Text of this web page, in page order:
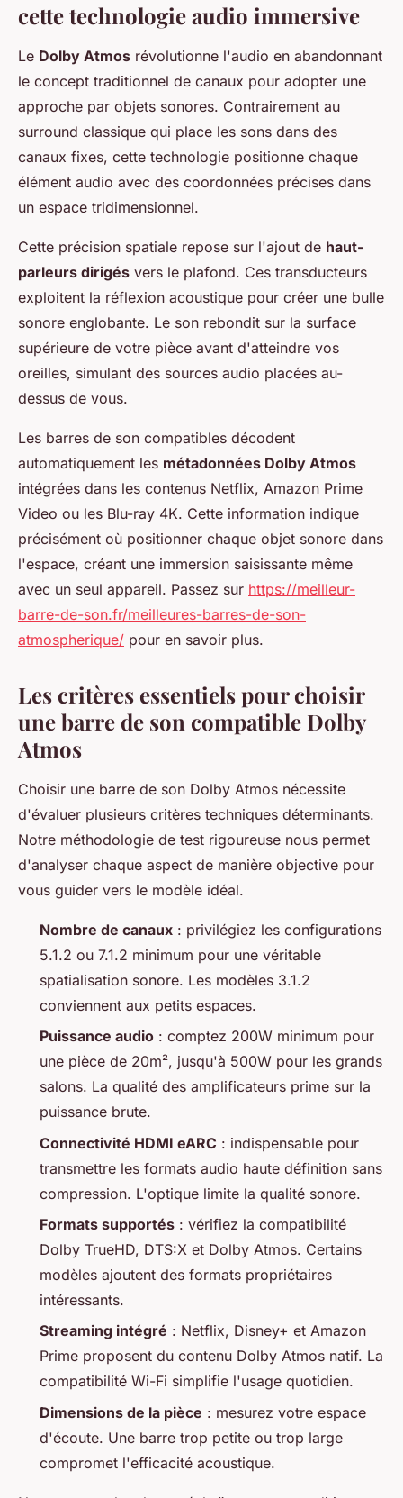
cette technologie audio immersive
Le Dolby Atmos révolutionne l'audio en abandonnant
le concept traditionnel de canaux pour adopter une
approche par objets sonores. Contrairement au
surround classique qui place les sons dans des
canaux fixes, cette technologie positionne chaque
élément audio avec des coordonnées précises dans
un espace tridimensionnel.
Cette précision spatiale repose sur l'ajout de haut-
parleurs dirigés vers le plafond. Ces transducteurs
exploitent la réflexion acoustique pour créer une bulle
sonore englobante. Le son rebondit sur la surface
supérieure de votre pièce avant d'atteindre vos
oreilles, simulant des sources audio placées au-
dessus de vous.
Les barres de son compatibles décodent
automatiquement les métadonnées Dolby Atmos
intégrées dans les contenus Netflix, Amazon Prime
Video ou les Blu-ray 4K. Cette information indique
précisément où positionner chaque objet sonore dans
l'espace, créant une immersion saisissante même
avec un seul appareil. Passez sur https://meilleur-
barre-de-son.fr/meilleures-barres-de-son-
atmospherique/ pour en savoir plus.
Les critères essentiels pour choisir
une barre de son compatible Dolby
Atmos
Choisir une barre de son Dolby Atmos nécessite
d'évaluer plusieurs critères techniques déterminants.
Notre méthodologie de test rigoureuse nous permet
d'analyser chaque aspect de manière objective pour
vous guider vers le modèle idéal.
Nombre de canaux : privilégiez les configurations
5.1.2 ou 7.1.2 minimum pour une véritable
spatialisation sonore. Les modèles 3.1.2
conviennent aux petits espaces.
Puissance audio : comptez 200W minimum pour
une pièce de 20m², jusqu'à 500W pour les grands
salons. La qualité des amplificateurs prime sur la
puissance brute.
Connectivité HDMI eARC : indispensable pour
transmettre les formats audio haute définition sans
compression. L'optique limite la qualité sonore.
Formats supportés : vérifiez la compatibilité
Dolby TrueHD, DTS:X et Dolby Atmos. Certains
modèles ajoutent des formats propriétaires
intéressants.
Streaming intégré : Netflix, Disney+ et Amazon
Prime proposent du contenu Dolby Atmos natif. La
compatibilité Wi-Fi simplifie l'usage quotidien.
Dimensions de la pièce : mesurez votre espace
d'écoute. Une barre trop petite ou trop large
compromet l'efficacité acoustique.